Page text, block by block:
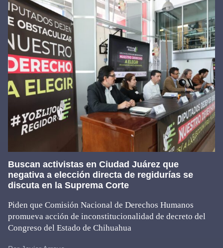
Buscan activistas en Ciudad Juárez que
negativa a elección directa de regidurías se
discuta en la Suprema Corte
Piden que Comisión Nacional de Derechos Humanos
promueva acción de inconstitucionalidad de decreto del
Congreso del Estado de Chihuahua